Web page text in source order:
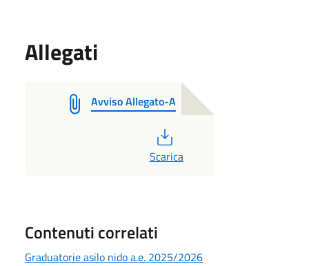
Allegati
Avviso Allegato-A
Scarica
Contenuti correlati
Graduatorie asilo nido a.e. 2025/2026